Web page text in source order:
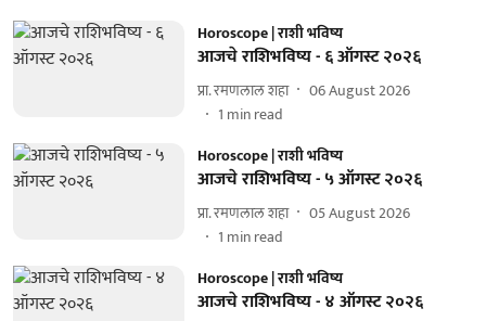
Horoscope | राशी भविष्य
आजचे राशिभविष्य - ६ ऑगस्ट २०२६
प्रा. रमणलाल शहा
06 August 2026
1 min read
Horoscope | राशी भविष्य
आजचे राशिभविष्य - ५ ऑगस्ट २०२६
प्रा. रमणलाल शहा
05 August 2026
1 min read
Horoscope | राशी भविष्य
आजचे राशिभविष्य - ४ ऑगस्ट २०२६